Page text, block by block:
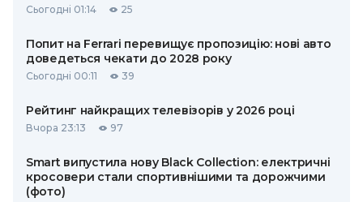
Сьогодні 01:14 25
Попит на Ferrari перевищує пропозицію: нові авто
доведеться чекати до 2028 року
Сьогодні 00:11 39
Рейтинг найкращих телевізорів у 2026 році
Вчора 23:13 97
Smart випустила нову Black Collection: електричні
кросовери стали спортивнішими та дорожчими
(фото)